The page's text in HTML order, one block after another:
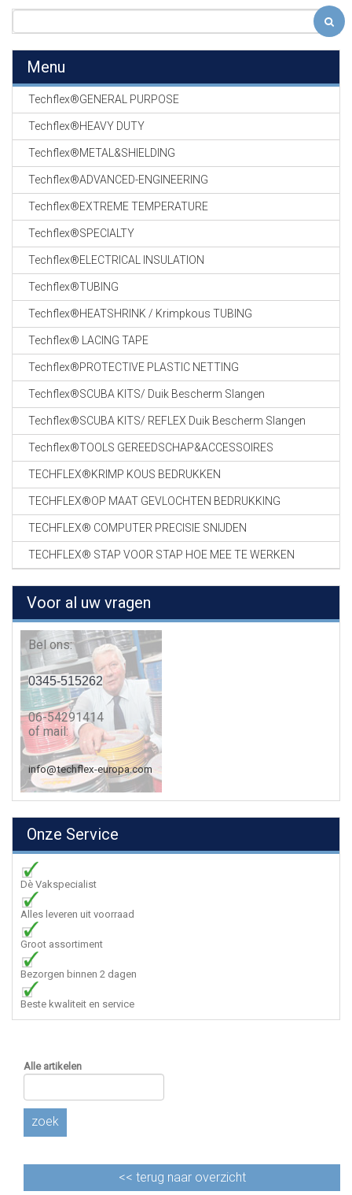
Menu
Techflex®GENERAL PURPOSE
Techflex®HEAVY DUTY
Techflex®METAL&SHIELDING
Techflex®ADVANCED-ENGINEERING
Techflex®EXTREME TEMPERATURE
Techflex®SPECIALTY
Techflex®ELECTRICAL INSULATION
Techflex®TUBING
Techflex®HEATSHRINK / Krimpkous TUBING
Techflex® LACING TAPE
Techflex®PROTECTIVE PLASTIC NETTING
Techflex®SCUBA KITS/ Duik Bescherm Slangen
Techflex®SCUBA KITS/ REFLEX Duik Bescherm Slangen
Techflex®TOOLS GEREEDSCHAP&ACCESSOIRES
TECHFLEX®KRIMP KOUS BEDRUKKEN
TECHFLEX®OP MAAT GEVLOCHTEN BEDRUKKING
TECHFLEX® COMPUTER PRECISIE SNIJDEN
TECHFLEX® STAP VOOR STAP HOE MEE TE WERKEN
Voor al uw vragen
Bel ons:
0345-515262
06-54291414
of mail:
info@techflex-europa.com
Onze Service
Dè Vakspecialist
Alles leveren uit voorraad
Groot assortiment
Bezorgen binnen 2 dagen
Beste kwaliteit en service
Alle artikelen
zoek
<< terug naar overzicht